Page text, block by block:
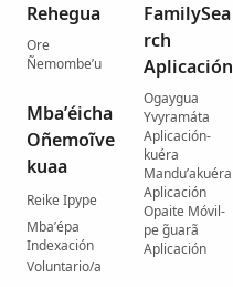
Rehegua
Ore
Ñemombe’u
Mba’éicha
Oñemoĩve
kuaa
Reike Ipype
Mba’épa
Indexación
Voluntario/a
FamilySea
rch
Aplicación
Ogaygua
Yvyramáta
Aplicación-
kuéra
Mandu’akuéra
Aplicación
Opaite Móvil-
pe g̃uarã
Aplicación